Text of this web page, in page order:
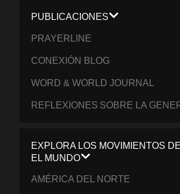
PUBLICACIONES
PRAYERLINE
CONEXIÓN BLOG
WORD & WORLD JOURNAL
REFLEXIONES SOBRE LA
EXPLORA LOS MOVIMIENTOS
EL MUNDO
AMÉRICA DEL NORTE